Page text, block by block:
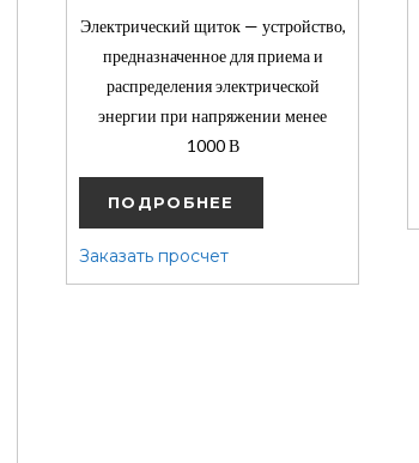
Электрический щиток — устройство,
предназначенное для приема и
распределения электрической
энергии при напряжении менее
1000 В
ПОДРОБНЕЕ
Заказать просчет